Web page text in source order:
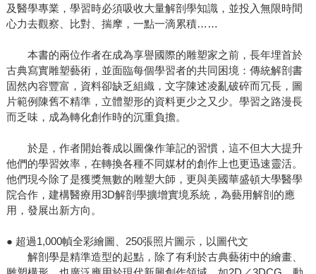
及醫學專業，學習時必須吸收大量解剖學知識，並投入無限時間
心力去觀察、比對、揣摩，一點一滴累積……
本書的兩位作者在成為享譽國際的雕塑家之前，長年埋首於
古典寫實雕塑藝術，並面臨每個學習者的共同困境：傳統解剖書
固然內容豐富，資料卻缺乏組織，文字陳述凌亂破碎而冗長，圖
片範例陳舊不精準，立體塑形的資料更少之又少。學習之路漫長
而乏味，成為轉化創作時的沉重負擔。
於是，作者開始養成以圖像作筆記的習慣，這不但大大提升
他們的學習效率，在轉換各種不同媒材的創作上也更迅速靈活。
他們現今除了是獲獎無數的雕塑大師，更與美國華盛頓大學醫學
院合作，建構醫療用3D解剖學擴增實境系統，為藝用解剖的應
用，發展出新方向。
● 超過1,000幀全彩繪圖、250張照片圖示，以圖代文
解剖學是精準造型的起點，除了有利於古典藝術中的繪畫、